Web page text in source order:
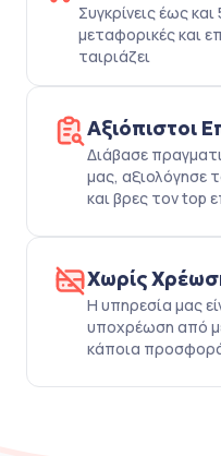
Συγκρίνεις έως
μεταφορικές και
ταιριάζει
Αξιόπιστοι
Διάβασε
μας, αξιολόγησε
και βρες τον top
Χωρίς
Η υπηρεσία μας
υποχρέωση από
κάποια